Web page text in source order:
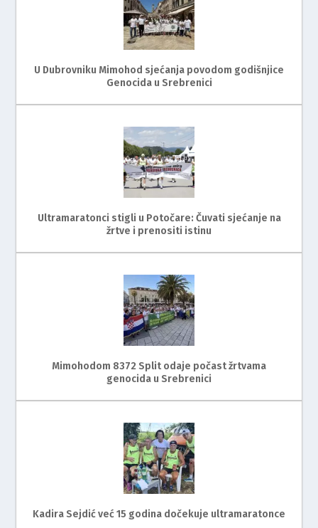
U Dubrovniku Mimohod sjećanja povodom godišnjice
Genocida u Srebrenici
Ultramaratonci stigli u Potočare: Čuvati sjećanje na
žrtve i prenositi istinu
Mimohodom 8372 Split odaje počast žrtvama
genocida u Srebrenici
Kadira Sejdić već 15 godina dočekuje ultramaratonce